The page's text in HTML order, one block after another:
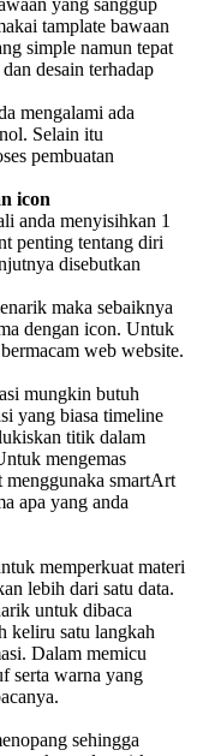
tamplate bawaan
simple namun tepat
desain terhadap
mengalami ada
Selain itu
pembuatan
icon
anda menyisihkan 1
penting tentang diri
disebutkan
maka sebaiknya
dengan icon. Untuk
web website.
mungkin butuh
yang biasa timeline
titik dalam
mengemas
smartArt
apa yang anda
memperkuat materi
lebih dari satu data.
untuk dibaca
keliru satu langkah
Dalam memicu
serta warna yang
sehingga